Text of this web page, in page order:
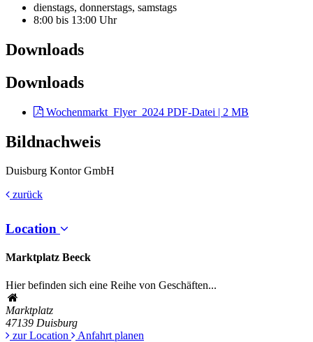
dienstags, donnerstags, samstags
8:00 bis 13:00 Uhr
Downloads
Downloads
Wochenmarkt_Flyer_2024 PDF-Datei | 2 MB
Bildnachweis
Duisburg Kontor GmbH
zurück
Location
Marktplatz Beeck
Hier befinden sich eine Reihe von Geschäften...
Marktplatz
47139 Duisburg
zur Location
Anfahrt planen